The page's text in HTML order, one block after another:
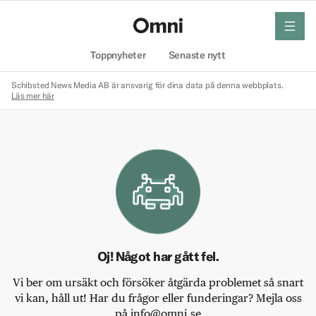
Toppnyheter Senaste nytt
meny
Schibsted News Media AB är ansvarig för dina data på denna webbplats.
Läs mer här
Oj! Något har gått fel.
Vi ber om ursäkt och försöker åtgärda problemet så snart
vi kan, håll ut! Har du frågor eller funderingar? Mejla oss